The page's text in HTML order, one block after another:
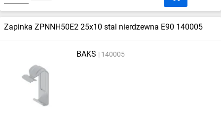
Zapinka ZPNNH50E2 25x10 stal nierdzewna E90 140005
BAKS 140005